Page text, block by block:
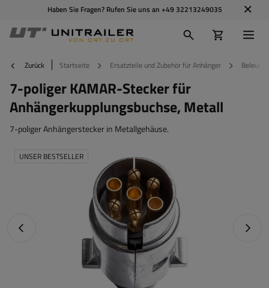
Haben Sie Fragen? Rufen Sie uns an +49 32213249035
Zurück Startseite Ersatzteile und Zubehör für Anhänger
7-poliger KAMAR-Stecker für
Anhängerkupplungsbuchse, Metall
7-poliger Anhängerstecker in Metallgehäuse.
Vorheriges Foto
UNSER BESTSELLER